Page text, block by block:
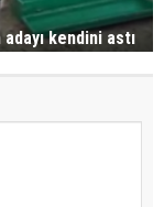
kendini astı